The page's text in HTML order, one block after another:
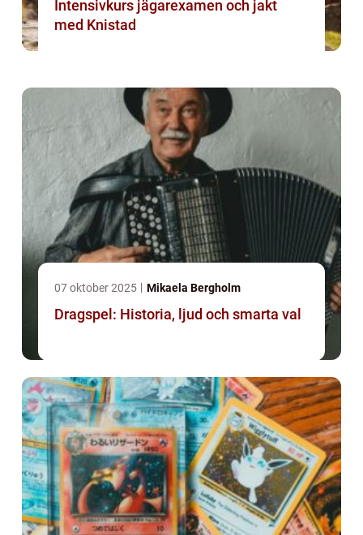
Intensivkurs jägarexamen och jakt
med Knistad
07 oktober 2025 Mikaela Bergholm
Dragspel: Historia, ljud och smarta val